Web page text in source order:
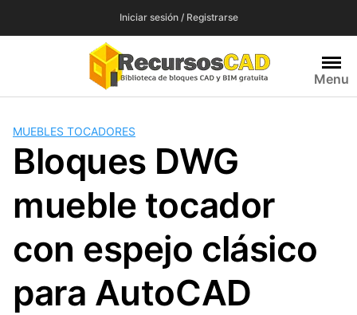
Iniciar sesión / Registrarse
Menu
MUEBLES TOCADORES
Bloques DWG
mueble tocador
con espejo clásico
para AutoCAD